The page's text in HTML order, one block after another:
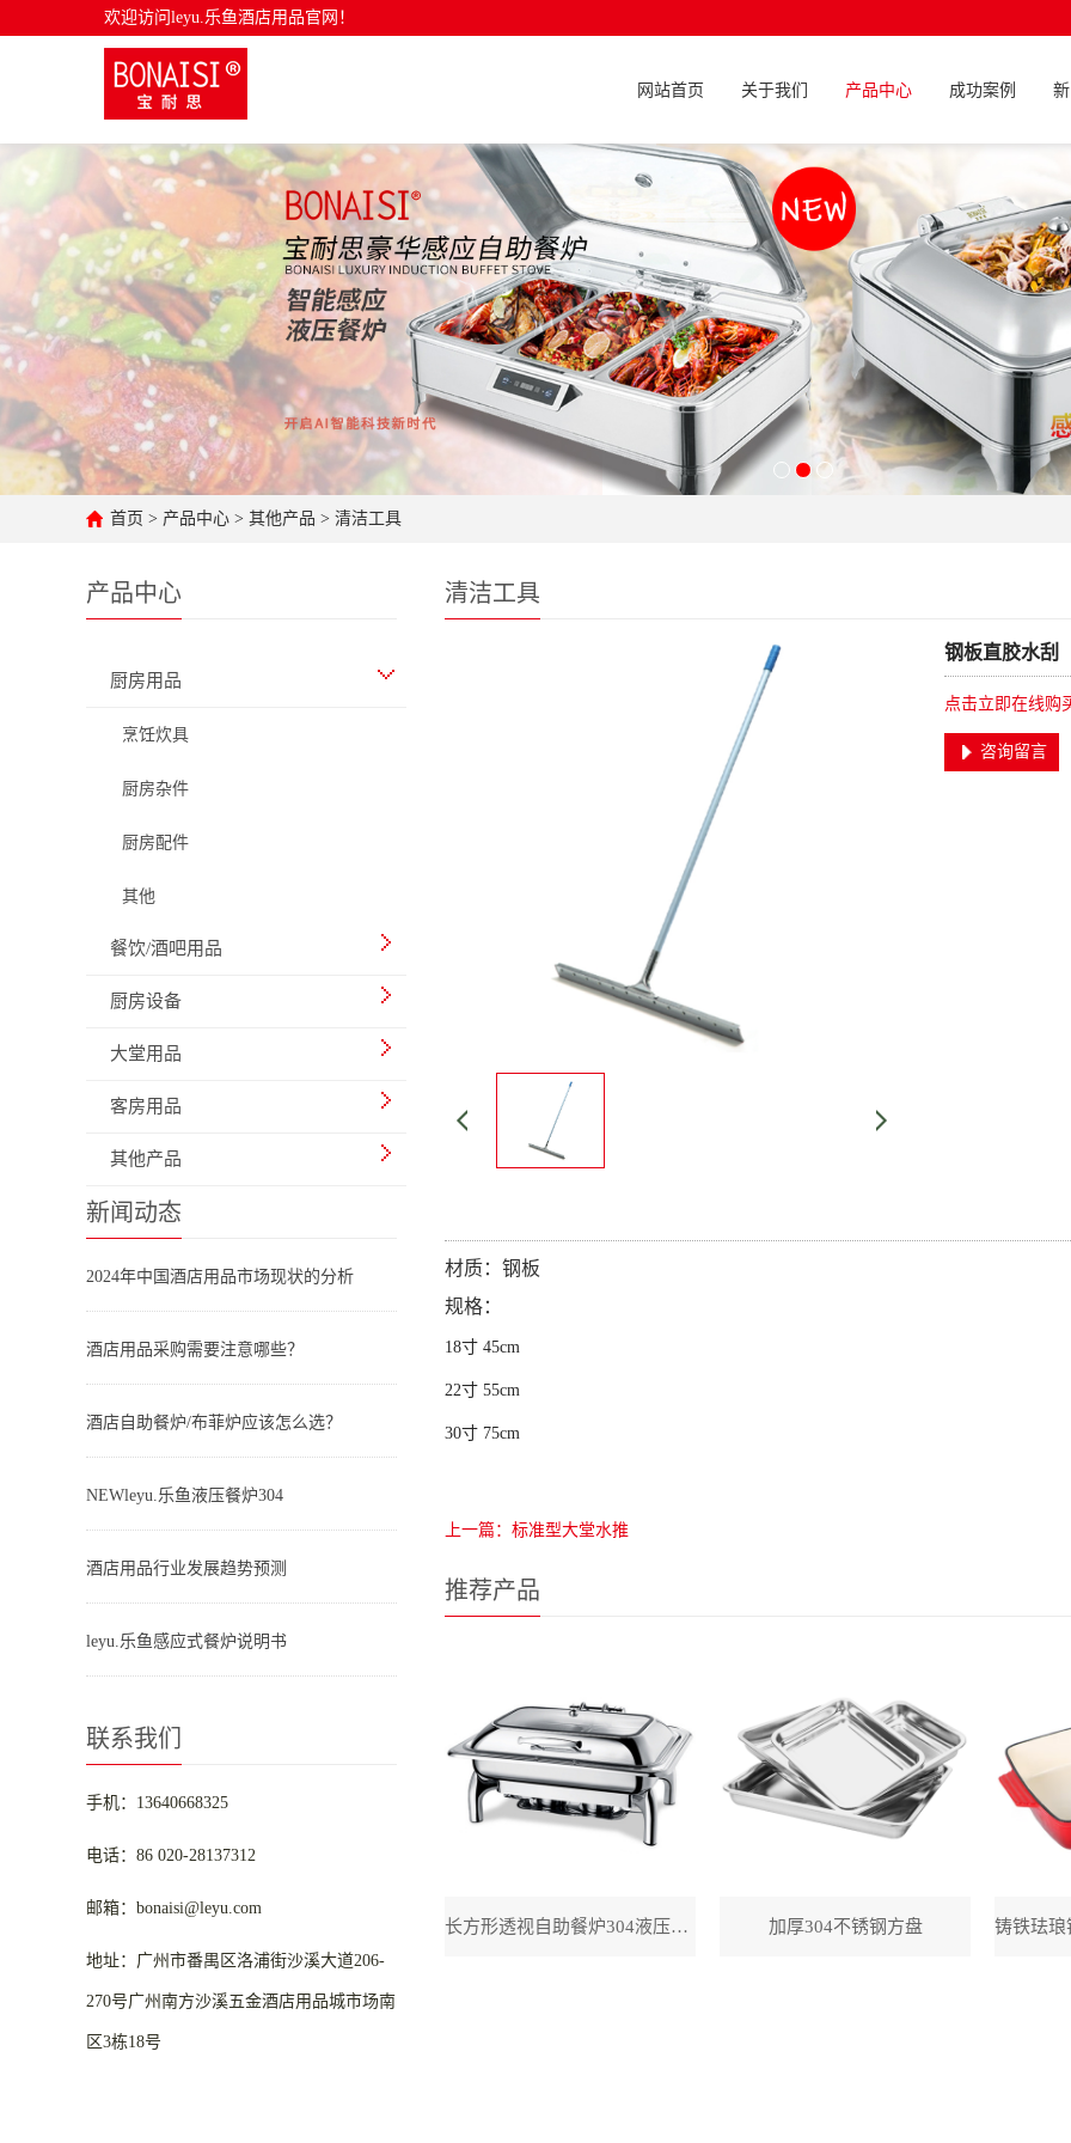
欢迎访问leyu.乐鱼酒店用品官网！
网站首页 关于我们 产品中心 成功案例
首页 > 产品中心 > 其他产品 > 清洁工具
产品中心
厨房用品
烹饪炊具
厨房杂件
厨房配件
其他
餐饮/酒吧用品
厨房设备
大堂用品
客房用品
其他产品
新闻动态
2024年中国酒店用品市场现状的分析
酒店用品采购需要注意哪些？
酒店自助餐炉/布菲炉应该怎么选？
NEWleyu.乐鱼液压餐炉304
酒店用品行业发展趋势预测
leyu.乐鱼感应式餐炉说明书
联系我们
手机：13640668325
电话：86 020-28137312
邮箱：bonaisi@leyu.com
地址：广州市番禺区洛浦街沙溪大道206-
270号广州南方沙溪五金酒店用品城市场南
区3栋18号
清洁工具
钢板直胶水刮
点击立即在线购
咨询留言
材质：钢板
规格：
18寸 45cm
22寸 55cm
30寸 75cm
上一篇：标准型大堂水推
推荐产品
长方形透视自助餐炉304液压餐炉 加厚304不锈钢方盘 铸铁珐琅